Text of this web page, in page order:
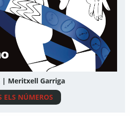
| Meritxell Garriga
ELS NÚMEROS